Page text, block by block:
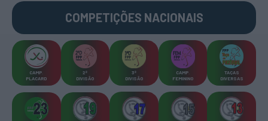
COMPETIÇÕES NACIONAIS
CAMP
PLACARD
2ª
DIVISÃO
3ª
DIVISÃO
CAMP
FEMININO
TAÇAS
DIVERSAS